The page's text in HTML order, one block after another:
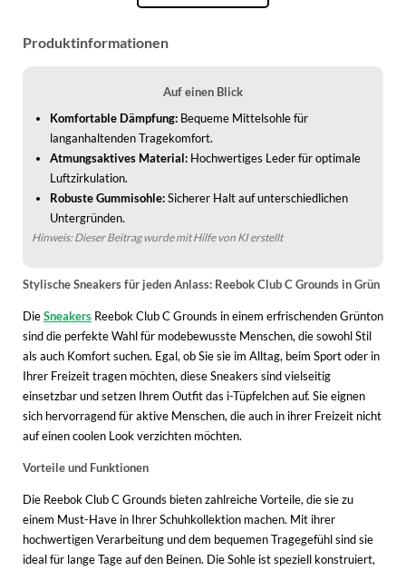
Produktinformationen
Auf einen Blick
Komfortable Dämpfung: Bequeme Mittelsohle für
langanhaltenden Tragekomfort.
Atmungsaktives Material: Hochwertiges Leder für optimale
Luftzirkulation.
Robuste Gummisohle:Sicherer Halt auf unterschiedlichen
Untergründen.
Hinweis: Dieser Beitrag wurde mit Hilfe von KI erstellt
Stylische Sneakers für jeden Anlass: Reebok Club C Grounds in Grün
DieSneakers Reebok Club C Grounds in einem erfrischenden Grünton
sind die perfekte Wahl für modebewusste Menschen, die sowohl Stil
als auch Komfort suchen. Egal, ob Sie sie im Alltag, beim Sport oder in
Ihrer Freizeit tragen möchten, diese Sneakers sind vielseitig
einsetzbar und setzen Ihrem Outfit das i-Tüpfelchen auf. Sie eignen
sich hervorragend für aktive Menschen, die auch in ihrer Freizeit nicht
auf einen coolen Look verzichten möchten.
Vorteile und Funktionen
Die Reebok Club C Grounds bieten zahlreiche Vorteile, die sie zu
einem Must-Have in Ihrer Schuhkollektion machen. Mit ihrer
hochwertigen Verarbeitung und dem bequemen Tragegefühl sind sie
ideal für lange Tage auf den Beinen. Die Sohle ist speziell konstruiert,